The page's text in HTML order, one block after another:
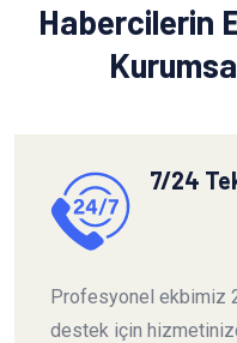
Habercilerin
7/24
Profesyonel ekbimiz
destek için